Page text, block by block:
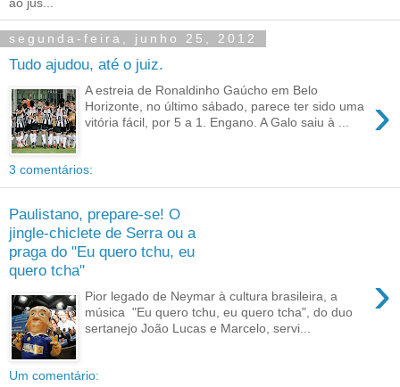
ao jus...
segunda-feira, junho 25, 2012
Tudo ajudou, até o juiz.
›
A estreia de Ronaldinho Gaúcho em Belo
Horizonte, no último sábado, parece ter sido uma
vitória fácil, por 5 a 1. Engano. A Galo saiu à ...
3 comentários:
Paulistano, prepare-se! O
jingle-chiclete de Serra ou a
praga do "Eu quero tchu, eu
quero tcha"
›
Pior legado de Neymar à cultura brasileira, a
música "Eu quero tchu, eu quero tcha", do duo
sertanejo João Lucas e Marcelo, servi...
Um comentário: